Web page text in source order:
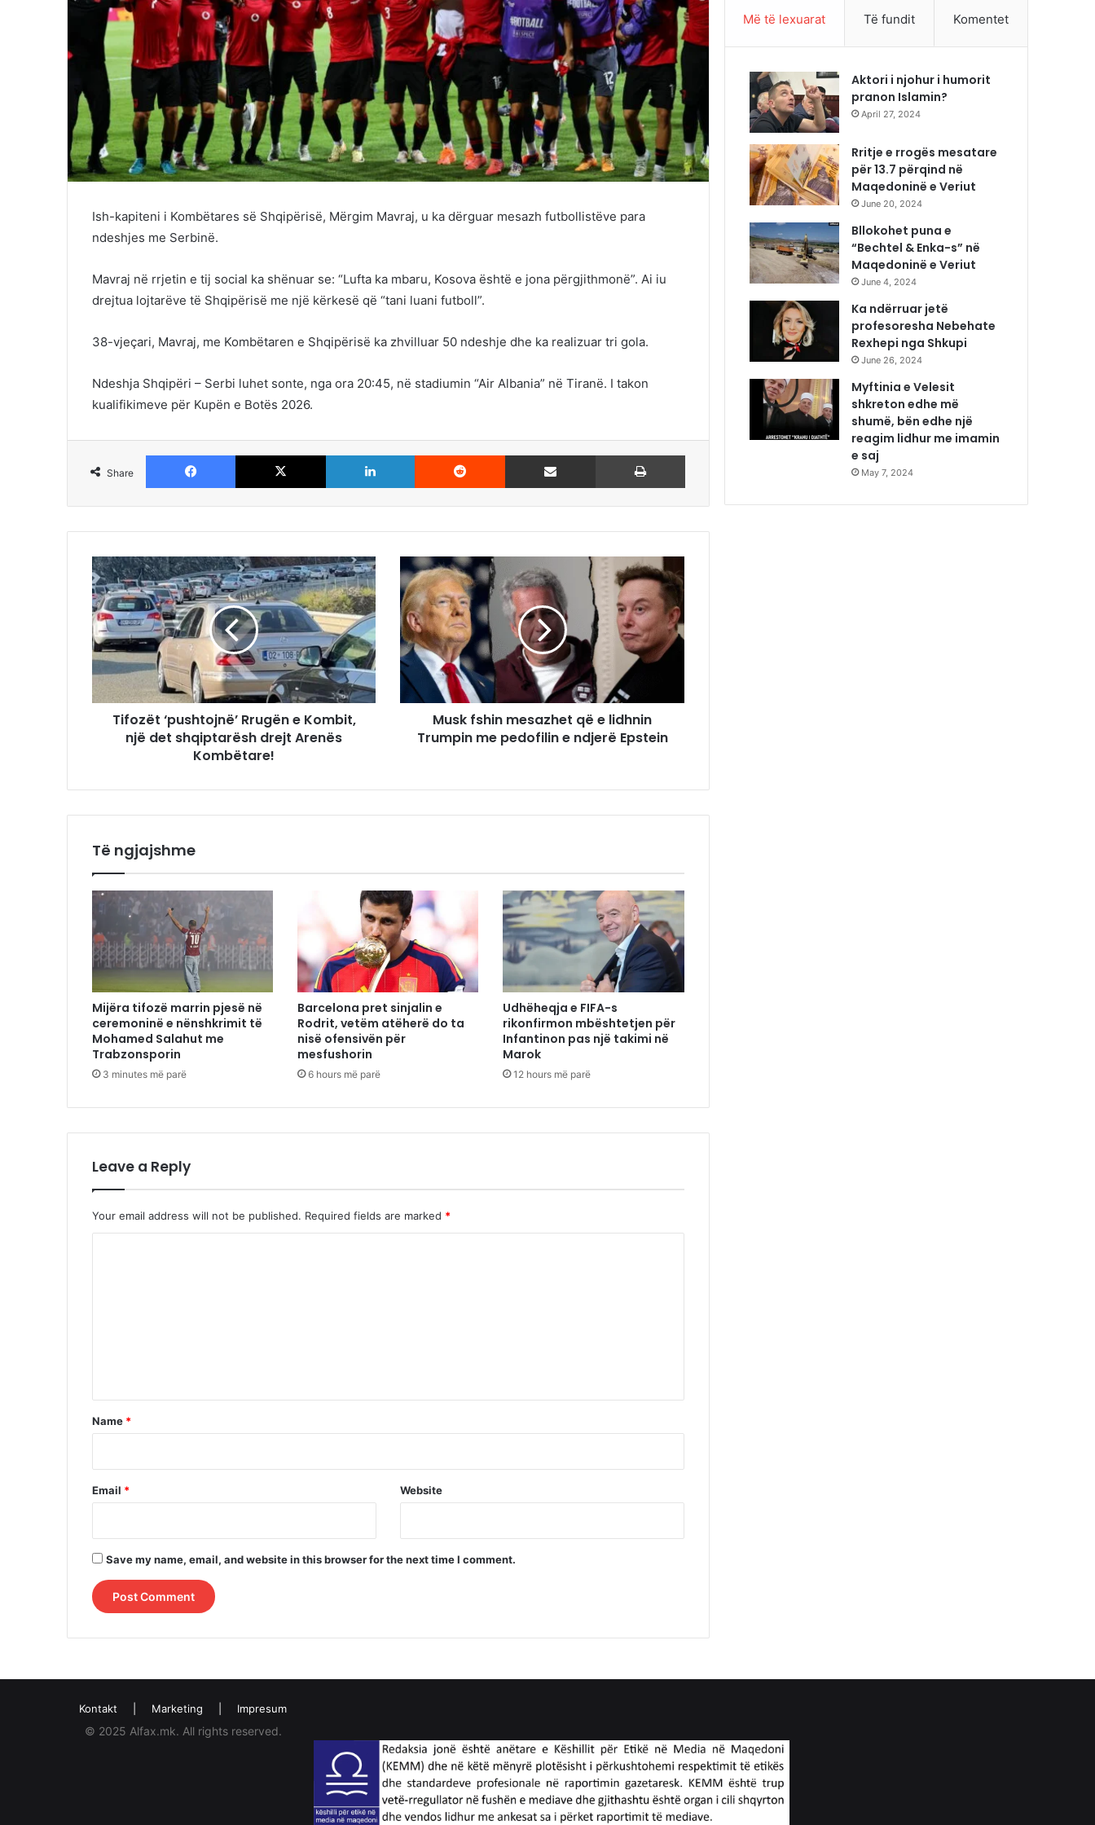
Ish-kapiteni i Kombëtares së Shqipërisë, Mërgim Mavraj, u ka dërguar mesazh futbollistëve para
ndeshjes me Serbinë.
Mavraj në rrjetin e tij social ka shënuar se: “Lufta ka mbaru, Kosova është e jona përgjithmonë”. Ai iu
drejtua lojtarëve të Shqipërisë me një kërkesë që “tani luani futboll”.
38-vjeçari, Mavraj, me Kombëtaren e Shqipërisë ka zhvilluar 50 ndeshje dhe ka realizuar tri gola.
Ndeshja Shqipëri – Serbi luhet sonte, nga ora 20:45, në stadiumin “Air Albania” në Tiranë. I takon
kualifikimeve për Kupën e Botës 2026.
Share
Facebook X LinkedIn Reddit Share via Email
Tifozët ‘pushtojnë’ Rrugën e Kombit,
një det shqiptarësh drejt Arenës
Kombëtare!
Musk fshin mesazhet që e lidhnin
Trumpin me pedofilin e ndjerë Epstein
Të ngjajshme
Mijëra tifozë marrin pjesë në
ceremoninë e nënshkrimit të
Mohamed Salahut me
Trabzonsporin
3 minutes më parë
Barcelona pret sinjalin e
Rodrit, vetëm atëherë do ta
nisë ofensivën për
mesfushorin
6 hours më parë
Udhëheqja e FIFA-s
rikonfirmon mbështetjen për
Infantinon pas një takimi në
Marok
12 hours më parë
Leave a Reply
Your email address will not be published. Required fields are marked *
*
Name *
Email * Website
Save my name, email, and website in this browser for the next time I comment.
Më të lexuarat Të fundit Komentet
Aktori i njohur i humorit
pranon Islamin?
April 27, 2024
Rritje e rrogës mesatare
për 13.7 përqind në
Maqedoninë e Veriut
June 20, 2024
Bllokohet puna e
“Bechtel & Enka-s” në
Maqedoninë e Veriut
June 4, 2024
Ka ndërruar jetë
profesoresha Nebehate
Rexhepi nga Shkupi
June 26, 2024
Myftinia e Velesit
shkreton edhe më
shumë, bën edhe një
reagim lidhur me imamin
e saj
May 7, 2024
Kontakt Marketing Impresum
© 2025 Alfax.mk. All rights reserved.